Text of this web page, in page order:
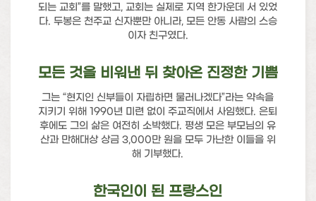
되는 교회”를 말했고, 교회는 실제로 지역 한가운데 서 있었
다. 두봉은 천주교 신자뿐만 아니라, 모든 안동 사람의 스승
이자 친구였다.
모든 것을 비워낸 뒤 찾아온 진정한 기쁨
그는 “현지인 신부들이 자립하면 물러나겠다”라는 약속을
지키기 위해 1990년 미련 없이 주교직에서 사임했다. 은퇴
후에도 그의 삶은 여전히 소박했다. 평생 모은 부모님의 유
산과 만해대상 상금 3,000만 원을 모두 가난한 이들을 위
해 기부했다.
한국인이 된 프랑스인